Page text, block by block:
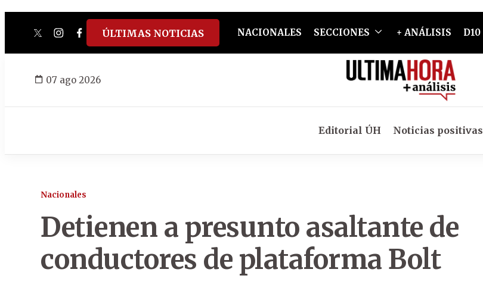
twitterinstagram
facebook
tiktokyoutube
spotify
ÚLTIMAS NOTICIAS NACIONALES SECCIONES + ANÁLISIS D10
07 ago 2026
Editorial ÚH Noticias positivas
Nacionales
Detienen a presunto asaltante de
conductores de plataforma Bolt